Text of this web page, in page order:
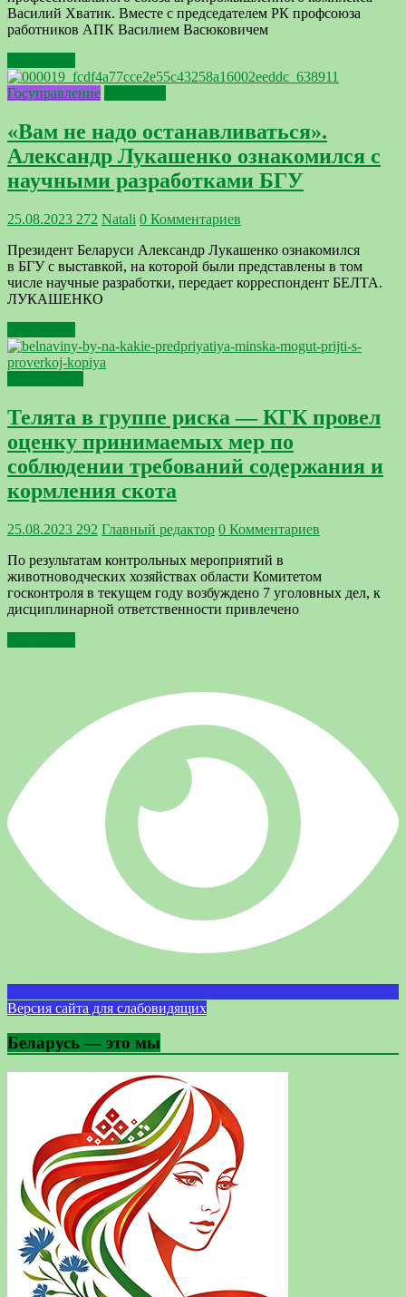
Василий Хватик. Вместе с председателем РК профсоюза
работников АПК Василием Васюковичем
Госуправление
«Вам не надо останавливаться».
Александр Лукашенко ознакомился с
научными разработками БГУ
25.08.2023 272 Natali 0 Комментариев
Президент Беларуси Александр Лукашенко ознакомился
в БГУ с выставкой, на которой были представлены в том
числе научные разработки, передает корреспондент БЕЛТА.
ЛУКАШЕНКО
Телята в группе риска — КГК провел
оценку принимаемых мер по
соблюдении требований содержания и
кормления скота
25.08.2023 292 Главный редактор 0 Комментариев
По результатам контрольных мероприятий в
животноводческих хозяйствах области Комитетом
госконтроля в текущем году возбуждено 7 уголовных дел, к
дисциплинарной ответственности привлечено
Версия сайта для слабовидящих
Беларусь — это мы